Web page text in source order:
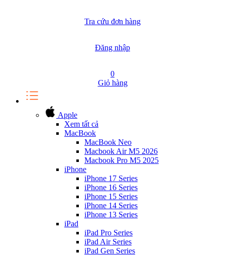
Tra cứu đơn hàng
Đăng nhập
0
Giỏ hàng
Apple
Xem tất cả
MacBook
MacBook Neo
Macbook Air M5 2026
Macbook Pro M5 2025
iPhone
iPhone 17 Series
iPhone 16 Series
iPhone 15 Series
iPhone 14 Series
iPhone 13 Series
iPad
iPad Pro Series
iPad Air Series
iPad Gen Series